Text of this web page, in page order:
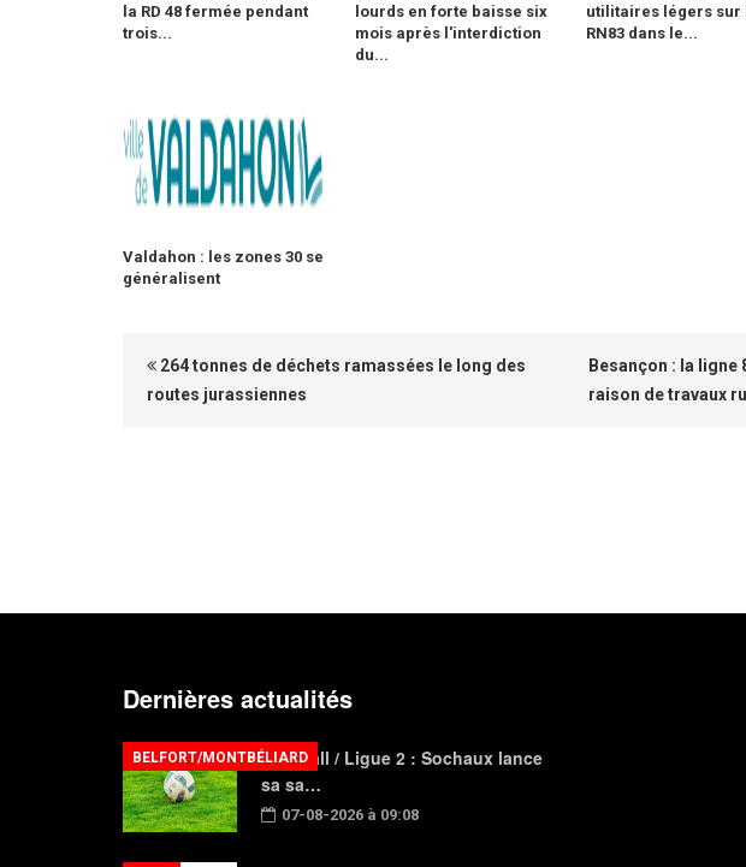
la RD 48 fermée pendant
trois...
lourds en forte baisse six
mois après l'interdiction
du...
utilitaires légers sur
RN83 dans le...
Valdahon : les zones 30 se
généralisent
264 tonnes de déchets ramassées le long des
routes jurassiennes
Besançon : la ligne
raison de travaux
Dernières actualités
Football / Ligue 2 : Sochaux lance
sa sa…
07-08-2026 à 09:08
BELFORT/MONTBÉLIARD